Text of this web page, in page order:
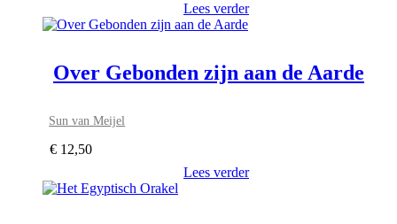
Lees verder
Over Gebonden zijn aan de Aarde
Sun van Meijel
€ 12,50
Lees verder